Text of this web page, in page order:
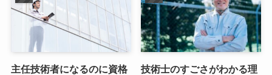
主任技術者になるのに資格
技術士のすごさがわかる理